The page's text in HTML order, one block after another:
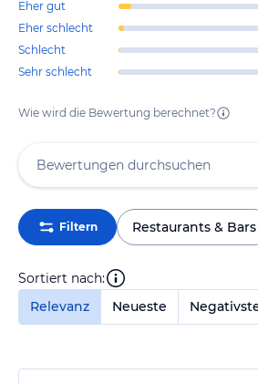
Eher gut
Eher schlecht
Schlecht
Sehr schlecht
Wie wird die Bewertung berechnet?
Filtern Restaurants & Bars
Sortiert nach:
Relevanz
Neueste